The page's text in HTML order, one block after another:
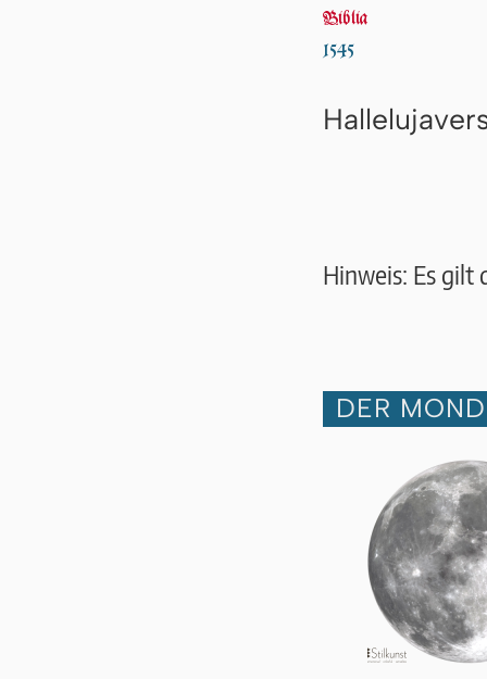
Biblia
1545
Hinweis: Es gilt
DER